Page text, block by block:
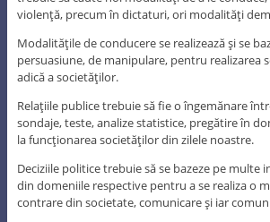
violenţă, precum în dictaturi, ori modalităţi
Modalităţile de conducere se realizează şi se
persuasiune, de manipulare, pentru realizarea
adică a societăţilor.
Relaţiile publice trebuie să fie o îngemănare
sondaje, teste, analize statistice, pregătire în
la funcţionarea societăţilor din zilele noastre.
Deciziile politice trebuie să se bazeze pe multe
din domeniile respective pentru a se realiza o
contrare din societate, comunicare şi iar